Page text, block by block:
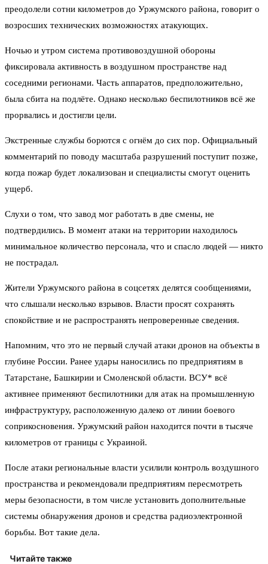
преодолели сотни километров до Уржумского района, говорит о
возросших технических возможностях атакующих.
Ночью и утром система противовоздушной обороны
фиксировала активность в воздушном пространстве над
соседними регионами. Часть аппаратов, предположительно,
была сбита на подлёте. Однако несколько беспилотников всё же
прорвались и достигли цели.
Экстренные службы борются с огнём до сих пор. Официальный
комментарий по поводу масштаба разрушений поступит позже,
когда пожар будет локализован и специалисты смогут оценить
ущерб.
Слухи о том, что завод мог работать в две смены, не
подтвердились. В момент атаки на территории находилось
минимальное количество персонала, что и спасло людей — никто
не пострадал.
Жители Уржумского района в соцсетях делятся сообщениями,
что слышали несколько взрывов. Власти просят сохранять
спокойствие и не распространять непроверенные сведения.
Напомним, что это не первый случай атаки дронов на объекты в
глубине России. Ранее удары наносились по предприятиям в
Татарстане, Башкирии и Смоленской области. ВСУ* всё
активнее применяют беспилотники для атак на промышленную
инфраструктуру, расположенную далеко от линии боевого
соприкосновения. Уржумский район находится почти в тысяче
километров от границы с Украиной.
После атаки региональные власти усилили контроль воздушного
пространства и рекомендовали предприятиям пересмотреть
меры безопасности, в том числе установить дополнительные
системы обнаружения дронов и средства радиоэлектронной
борьбы. Вот такие дела.
Читайте также